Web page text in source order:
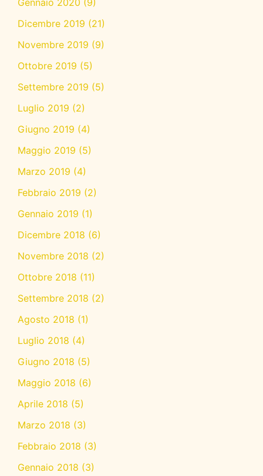
Gennaio 2020 (9)
Dicembre 2019 (21)
Novembre 2019 (9)
Ottobre 2019 (5)
Settembre 2019 (5)
Luglio 2019 (2)
Giugno 2019 (4)
Maggio 2019 (5)
Marzo 2019 (4)
Febbraio 2019 (2)
Gennaio 2019 (1)
Dicembre 2018 (6)
Novembre 2018 (2)
Ottobre 2018 (11)
Settembre 2018 (2)
Agosto 2018 (1)
Luglio 2018 (4)
Giugno 2018 (5)
Maggio 2018 (6)
Aprile 2018 (5)
Marzo 2018 (3)
Febbraio 2018 (3)
Gennaio 2018 (3)